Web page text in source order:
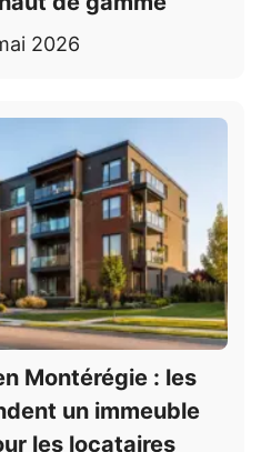
2026
Montérégie : les
un immeuble
les locataires